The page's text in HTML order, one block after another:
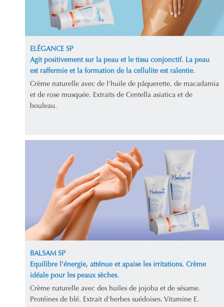
ELÉGANCE SP
Agit positivement sur la peau et le tissu conjonctif. La peau
est raffermie et la formation de la cellulite est ralentie.
Crème naturelle avec de l'huile de pâquerette, de macadamia
et de rose musquée. Extraits de Centella asiatica et de
bouleau.
BALSAM SP
Equilibre l'énergie, atténue et apaise les irritations. Crème
idéale pour les peaux sèches.
Crème naturelle avec des huiles de jojoba et de sésame.
Protéines de blé. Extrait d'herbes suédoises. Vitamine E.